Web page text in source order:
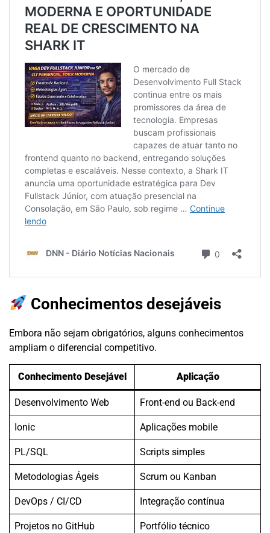
Conhecimentos desejáveis
Embora não sejam obrigatórios, alguns conhecimentos
ampliam o diferencial competitivo.
Conhecimento Desejável Aplicação
Desenvolvimento Web Front-end ou Back-end
Ionic Aplicações mobile
PL/SQL Scripts simples
Metodologias Ágeis Scrum ou Kanban
DevOps / CI/CD Integração contínua
Projetos no GitHub Portfólio técnico